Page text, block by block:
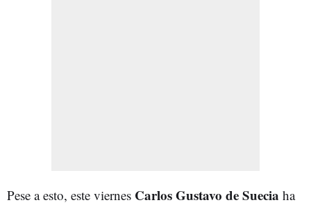
Pese a esto, este viernes Carlos Gustavo de Suecia ha